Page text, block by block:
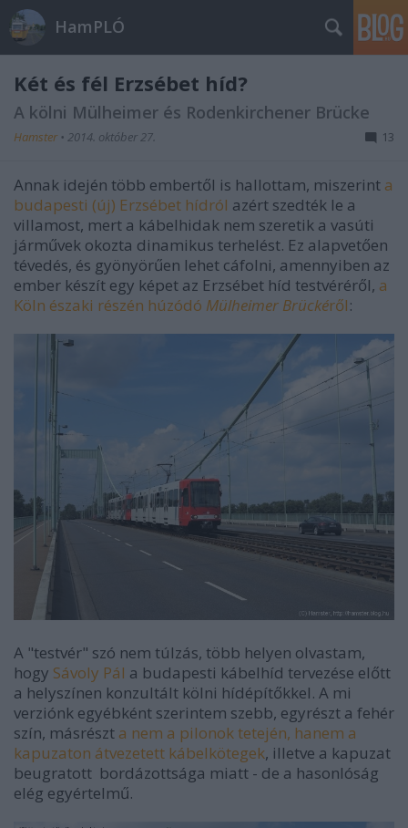
HamPLÓ
Két és fél Erzsébet híd?
A kölni Mülheimer és Rodenkirchener Brücke
Hamster • 2014. október 27. 13
Annak idején több embertől is hallottam, miszerint a
budapesti (új) Erzsébet hídról azért szedték le a
villamost, mert a kábelhidak nem szeretik a vasúti
járművek okozta dinamikus terhelést. Ez alapvetően
tévedés, és gyönyörűen lehet cáfolni, amennyiben az
ember készít egy képet az Erzsébet híd testvéréről, a
Köln északi részén húzódó Mülheimer Brückéről:
A "testvér" szó nem túlzás, több helyen olvastam,
hogy Sávoly Pál a budapesti kábelhíd tervezése előtt
a helyszínen konzultált kölni hídépítőkkel. A mi
verziónk egyébként szerintem szebb, egyrészt a fehér
szín, másrészt a nem a pilonok tetején, hanem a
kapuzaton átvezetett kábelkötegek, illetve a kapuzat
beugratott bordázottsága miatt - de a hasonlóság
elég egyértelmű.